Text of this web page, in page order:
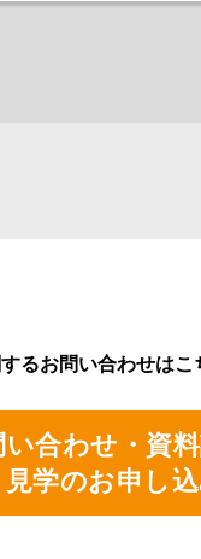
るお問い合わせはこ
い合わせ・資料
見学のお申し